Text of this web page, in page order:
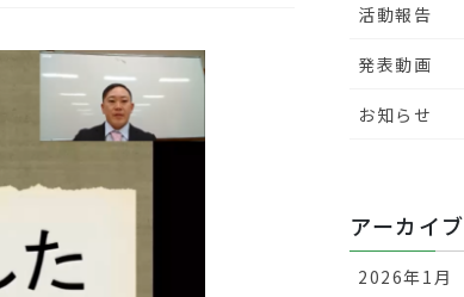
活動報告
発表動画
お知らせ
アーカイブ
2026年1月